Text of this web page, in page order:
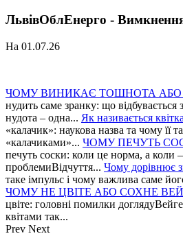
ЛьвівОблЕнерго - Вимкнення
На 01.07.26
ЧОМУ ВИНИКАЄ ТОШНОТА АБО
нудить саме зранку: що відбувається
нудота – одна... Як називається
«калачик»: наукова назва та чому її
«калачиками»... ЧОМУ ПЕЧУТЬ
печуть соски: коли це норма, а коли
проблемиВідчуття... Чому дорівнює
таке імпульс і чому важлива саме
ЧОМУ НЕ ЦВІТЕ АБО СОХНЕ
цвіте: головні помилки
квітами так...
Prev Next